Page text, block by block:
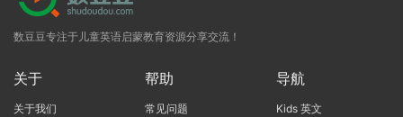
数豆豆专注于儿童英语启蒙教育资源分享交流！
关于
关于我们
帮助
常见问题
导航
Kids 英文